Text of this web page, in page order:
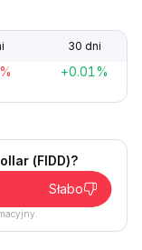
30 dni
+0.01%
(FIDD)?
Słabo